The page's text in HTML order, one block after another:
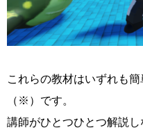
これらの教材はいずれも
（※）です。
講師がひとつひとつ解説